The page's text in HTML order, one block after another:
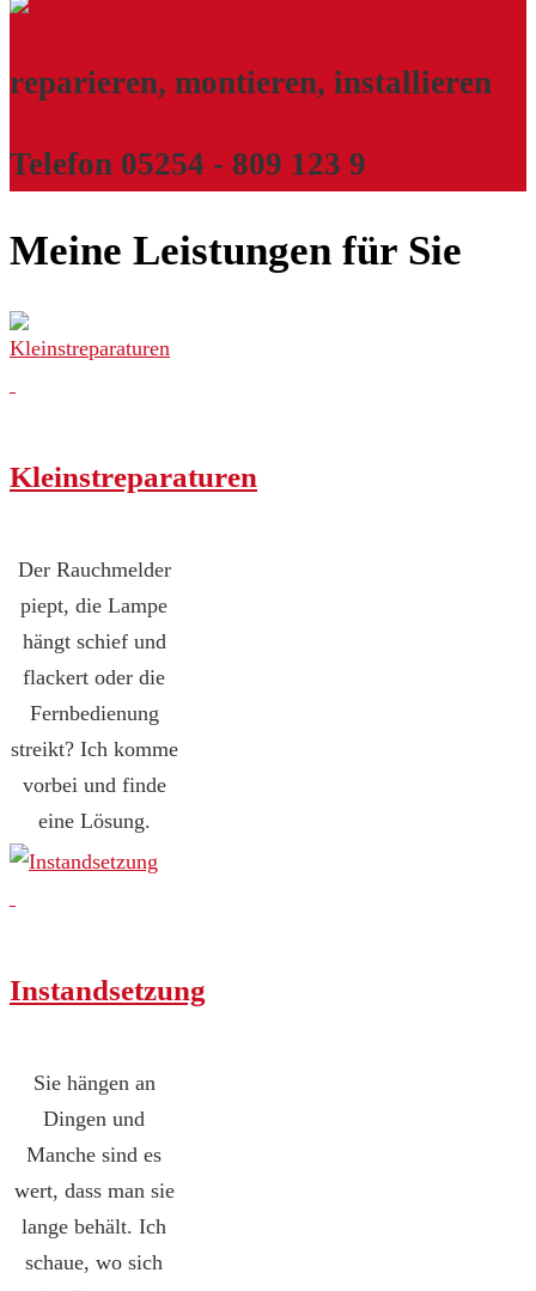
reparieren, montieren, installieren
Telefon 05254 - 809 123 9
Meine Leistungen für Sie
Kleinstreparaturen
Der Rauchmelder
piept, die Lampe
hängt schief und
flackert oder die
Fernbedienung
streikt? Ich komme
vorbei und finde
eine Lösung.
Instandsetzung
Sie hängen an
Dingen und
Manche sind es
wert, dass man sie
lange behält. Ich
schaue, wo sich